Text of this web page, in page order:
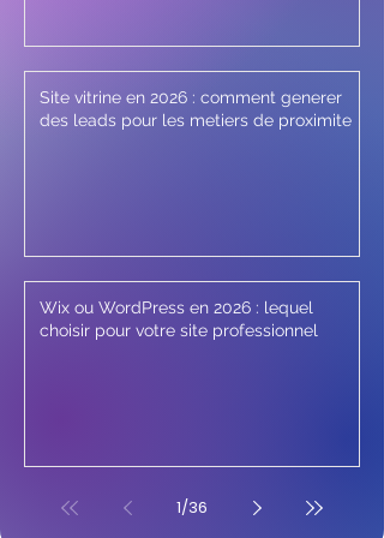
Site vitrine en 2026 : comment generer
des leads pour les metiers de proximite
Wix ou WordPress en 2026 : lequel
choisir pour votre site professionnel
1/36